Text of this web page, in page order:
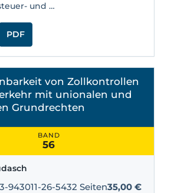
und …
PDF
von Zollkontrollen
mit unionalen und
Grundrechten
BAND
56
943011-26-5432 Seiten35,00 €